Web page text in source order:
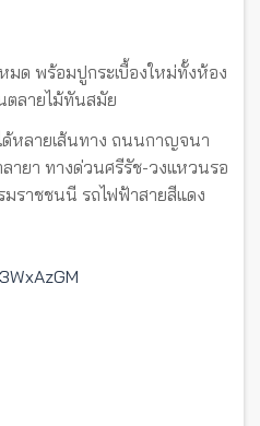
ด พร้อมปูกระเบื้องใหม่ทั้งห้อง
ตลายไม้ทันสมัย
ด้หลายเส้นทาง ถนนกาญจนา
ยา ทางด่วนศรีรัช-วงแหวนรอ
ราชชนนี รถไฟฟ้าสายสีแดง